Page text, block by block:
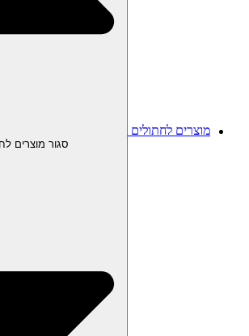
מוצרים לחתולים
סגור מוצרים